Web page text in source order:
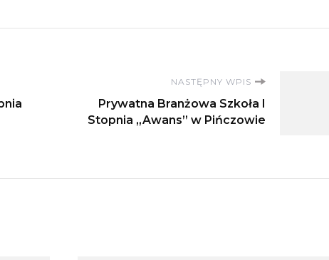
NASTĘPNY WPIS
Prywatna Branżowa Szkoła I
Stopnia „Awans” w Pińczowie